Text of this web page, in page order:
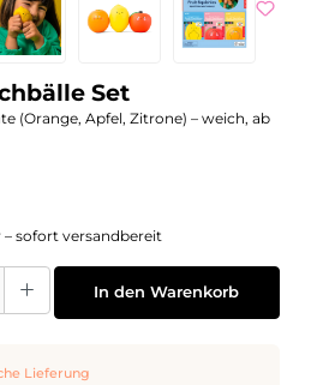
Set
(Orange, Apfel, Zitrone) – weich, ab
sofort versandbereit
Wert ein oder benutze die
In den Warenkorb
Lieferung